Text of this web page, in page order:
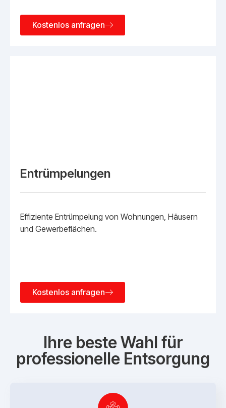
Kostenlos anfragen
Entrümpelungen
Effiziente Entrümpelung von Wohnungen, Häusern
und Gewerbeflächen.
Kostenlos anfragen
Ihre beste Wahl für
professionelle Entsorgung